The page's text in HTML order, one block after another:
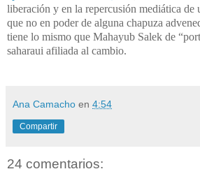
liberación y en la repercusión mediática de
que no en poder de alguna chapuza
tiene lo mismo que Mahayub Salek de
saharaui afiliada al cambio.
Ana Camacho en 4:54
Compartir
24 comentarios: